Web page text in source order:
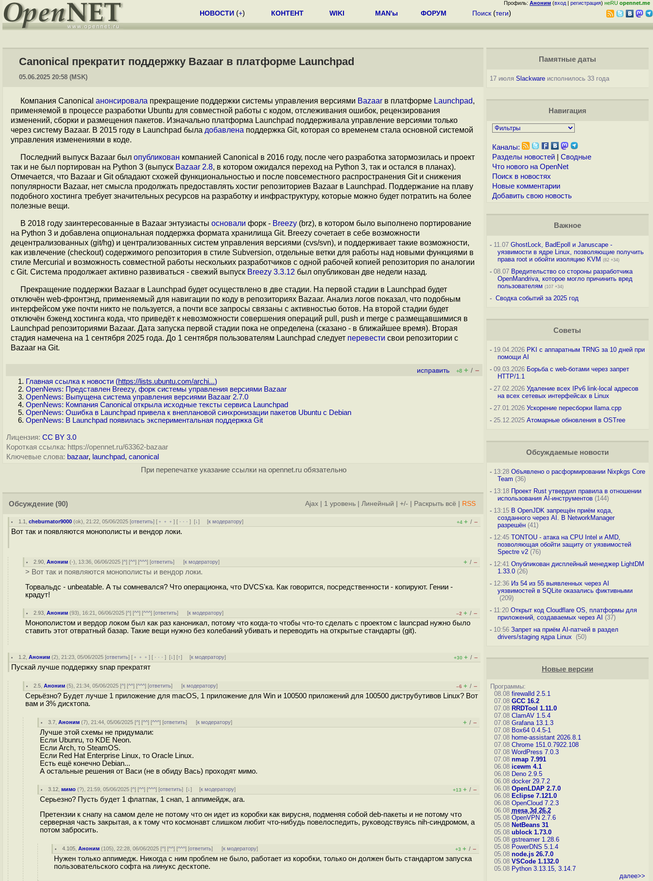
Профиль: Аноним (вход | регистрация) неRU opennet.me
НОВОСТИ (+) КОНТЕНТ WIKI MAN'ы ФОРУМ Поиск (теги)
Canonical прекратит поддержку Bazaar в платформе Launchpad
05.06.2025 20:58 (MSK)
Компания Canonical анонсировала прекращение поддержки системы управления версиями Bazaar в платформе Launchpad,
применяемой в процессе разработки Ubuntu для совместной работы с кодом, отслеживания ошибок, рецензирования
изменений, сборки и размещения пакетов. Изначально платформа Launchpad поддерживала управление версиями только
через систему Bazaar. В 2015 году в Launchpad была добавлена поддержка Git, которая со временем стала основной системой
управления изменениями в коде.
Последний выпуск Bazaar был опубликован компанией Canonical в 2016 году, после чего разработка затормозилась и проект
так и не был портирован на Python 3 (выпуск Bazaar 2.8, в котором ожидался переход на Python 3, так и остался в планах).
Отмечается, что Bazaar и Git обладают схожей функциональностью и после повсеместного распространения Git и снижения
популярности Bazaar, нет смысла продолжать предоставлять хостиг репозиториев Bazaar в Launchpad. Поддержание на плаву
подобного хостинга требует значительных ресурсов на разработку и инфраструктуру, которые можно будет потратить на более
полезные вещи.
В 2018 году заинтересованные в Bazaar энтузиасты основали форк - Breezy (brz), в котором было выполнено портирование
на Python 3 и добавлена опциональная поддержка формата хранилища Git. Breezy сочетает в себе возможности
децентрализованных (git/hg) и централизованных систем управления версиями (cvs/svn), и поддерживает такие возможности,
как извлечение (checkout) содержимого репозитория в стиле Subversion, отдельные ветки для работы над новыми функциями в
стиле Mercurial и возможность совместной работы нескольких разработчиков с одной рабочей копией репозитория по аналогии
с Git. Система продолжает активно развиваться - свежий выпуск Breezy 3.3.12 был опубликован две недели назад.
Прекращение поддержки Bazaar в Launchpad будет осуществлено в две стадии. На первой стадии в Launchpad будет
отключён web-фронтэнд, применяемый для навигации по коду в репозиториях Bazaar. Анализ логов показал, что подобным
интерфейсом уже почти никто не пользуется, а почти все запросы связаны с активностью ботов. На второй стадии будет
отключён бэкенд хостинга кода, что приведёт к невозможности совершения операций pull, push и merge с размещавшимися в
Launchpad репозиториями Bazaar. Дата запуска первой стадии пока не определена (сказано - в ближайшее время). Вторая
стадия намечена на 1 сентября 2025 года. До 1 сентября пользователям Launchpad следует перевести свои репозитории с
Bazaar на Git.
исправить +8 + / –
Главная ссылка к новости (https://lists.ubuntu.com/archi...)
OpenNews: Представлен Breezy, форк системы управления версиями Bazaar
OpenNews: Выпущена система управления версиями Bazaar 2.7.0
OpenNews: Компания Canonical открыла исходные тексты сервиса Launchpad
OpenNews: Ошибка в Launchpad привела к внеплановой синхронизации пакетов Ubuntu с Debian
OpenNews: В Launchpad появилась экспериментальная поддержка Git
Лицензия: CC BY 3.0
Короткая ссылка: https://opennet.ru/63362-bazaar
Ключевые слова: bazaar, launchpad, canonical
При перепечатке указание ссылки на opennet.ru обязательно
Обсуждение (90) Ajax 1 уровень Линейный +/- Раскрыть всё RSS
1.1 ,cheburnator9000 (ok), 21:22, 05/06/2025 [ответить] [ ﹢﹢﹢] [ · · ·][↓] [к модератору] +4 + / –
Вот так и появляются монополисты и вендор локи.
2.90 ,Аноним (-), 13:36, 06/06/2025 [^] [^^] [^^^] [ответить] [к модератору] + / –
> Вот так и появляются монополисты и вендор локи.
Торвальдс - unbeatable. А ты сомневался? Что операционка, что DVCS'ка. Как говорится, посредственности - копируют. Гении -
крадут!
2.93 ,Аноним (93), 16:21, 06/06/2025 [^] [^^] [^^^] [ответить] [к модератору] –2 + / –
Монополистом и вердор локом был как раз каноникал, потому что когда-то чтобы что-то сделать с проектом с launcpad нужно было
ставить этот отвратный базар. Такие вещи нужно без колебаний убивать и переводить на открытые стандарты (git).
1.2 ,Аноним (2), 21:23, 05/06/2025 [ответить] [ ﹢﹢﹢] [ · · ·][↓] [↑] [к модератору] +30 + / –
Пускай лучше поддержку snap прекратят
2.5 ,Аноним (5), 21:34, 05/06/2025 [^] [^^] [^^^] [ответить] [к модератору] –6 + / –
Серьёзно? Будет лучше 1 приложение для macOS, 1 приложение для Win и 100500 приложений для 100500 диструбутивов Linux? Вот
вам и 3% дисктопа.
3.7 ,Аноним (7), 21:44, 05/06/2025 [^] [^^] [^^^] [ответить] [к модератору] + / –
Лучше этой схемы не придумали:
Если Ubunru, то KDE Neon.
Если Arch, то SteamOS.
Если Red Hat Enterprise Linux, то Oracle Linux.
Есть ещё конечно Debian...
А остальные решения от Васи (не в обиду Вась) проходят мимо.
3.12 ,мимо (?), 21:59, 05/06/2025 [^] [^^] [^^^] [ответить][↓] [к модератору] +13 + / –
Серьезно? Пусть будет 1 флатпак, 1 снап, 1 аппимейдж, ага.
Претензии к снапу на самом деле не потому что он идет из коробки как вирусня, подменяя собой deb-пакеты и не потому что
серверная часть закрытая, а к тому что космонавт слишком любит что-нибудь повелоспедить, руководствуясь nih-синдромом, а
потом забросить.
4.105 ,Аноним (105), 22:28, 06/06/2025 [^] [^^] [^^^] [ответить] [к модератору] +3 + / –
Нужен только аппимедж. Никогда с ним проблем не было, работает из коробки, только он должен быть стандартом запуска
пользовательского софта на линукс десктопе.
Памятные даты
17 июля Slackwareисполнилось 33 года
Навигация
Каналы:
Разделы новостей| Сводные
Что нового на OpenNet
Поиск в новостях
Новые комментарии
Добавить свою новость
Важное
-11.07 GhostLock, BadEpoll и Januscape -
уязвимости в ядре Linux, позволяющие получить
права root и обойти изоляцию KVM (82 +34)
-08.07 Вредительство со стороны разработчика
OpenMandriva, которое могло причинить вред
пользователям (107 +34)
- Сводка событий за 2025 год
Советы
-19.04.2026 PKI с аппаратным TRNG за 10 дней при
помощи AI
-09.03.2026 Борьба с web-ботами через запрет
HTTP/1.1
-27.02.2026 Удаление всех IPv6 link-local адресов
на всех сетевых интерфейсах в Linux
-27.01.2026 Ускорение пересборки llama.cpp
-25.12.2025 Атомарные обновления в OSTree
Обсуждаемые новости
-13:28 Объявлено о расформировании Nixpkgs Core
Team (36)
-13:18 Проект Rust утвердил правила в отношении
использования AI-инструментов(144)
-13:15 В OpenJDK запрещён приём кода,
созданного через AI. В NetworkManager
разрешён(41)
-12:45 TONTOU - атака на CPU Intel и AMD,
позволяющая обойти защиту от уязвимостей
Spectre v2(76)
-12:41 Опубликован дисплейный менеджер LightDM
1.33.0(26)
-12:36 Из 54 из 55 выявленных через AI
уязвимостей в SQLite оказались фиктивными
(209)
-11:20 Открыт код Cloudflare OS, платформы для
приложений, создаваемых через AI (37)
-10:56 Запрет на приём AI-патчей в раздел
drivers/staging ядра Linux
(50)
Новые версии
Программы:
08.08 firewalld 2.5.1
07.08 GCC 16.2
07.08 RRDTool 1.11.0
07.08 ClamAV 1.5.4
07.08 Grafana 13.1.3
07.08 Box64 0.4.5-1
07.08 home-assistant 2026.8.1
07.08 Chrome 151.0.7922.108
07.08 WordPress 7.0.3
07.08 nmap 7.991
06.08 icewm 4.1
06.08 Deno 2.9.5
06.08 docker 29.7.2
06.08 OpenLDAP 2.7.0
06.08 Eclipse 7.121.0
06.08 OpenCloud 7.2.3
06.08 mesa 3d 26.2
05.08 OpenVPN 2.7.6
05.08 NetBeans 31
05.08 ublock 1.73.0
05.08 gstreamer 1.28.6
05.08 PowerDNS 5.1.4
05.08 node.js 26.7.0
05.08 VSCode 1.132.0
05.08 Python 3.13.15, 3.14.7
далее>>